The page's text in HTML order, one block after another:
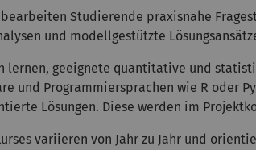
Studierende praxisnahe
und modellgestützte
lernen, geeignete quantitative und
und Programmiersprachen wie R oder
Lösungen. Diese werden im
variieren von Jahr zu Jahr und